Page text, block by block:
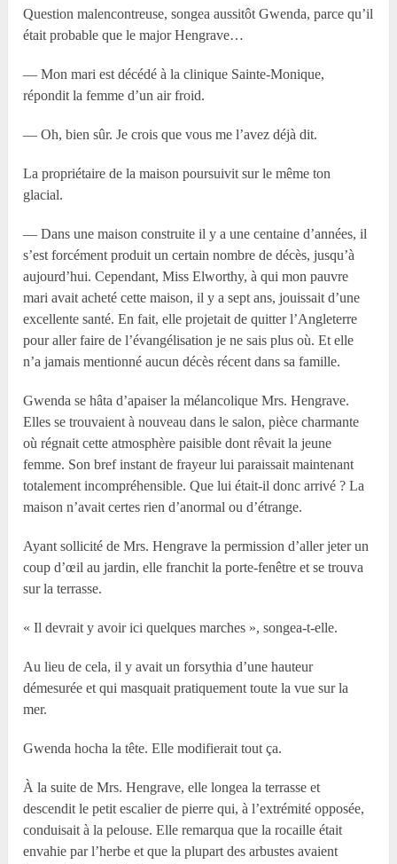
Question malencontreuse, songea aussitôt Gwenda, parce qu’il
était probable que le major Hengrave…
— Mon mari est décédé à la clinique Sainte-Monique,
répondit la femme d’un air froid.
— Oh, bien sûr. Je crois que vous me l’avez déjà dit.
La propriétaire de la maison poursuivit sur le même ton
glacial.
— Dans une maison construite il y a une centaine d’années, il
s’est forcément produit un certain nombre de décès, jusqu’à
aujourd’hui. Cependant, Miss Elworthy, à qui mon pauvre
mari avait acheté cette maison, il y a sept ans, jouissait d’une
excellente santé. En fait, elle projetait de quitter l’Angleterre
pour aller faire de l’évangélisation je ne sais plus où. Et elle
n’a jamais mentionné aucun décès récent dans sa famille.
Gwenda se hâta d’apaiser la mélancolique Mrs. Hengrave.
Elles se trouvaient à nouveau dans le salon, pièce charmante
où régnait cette atmosphère paisible dont rêvait la jeune
femme. Son bref instant de frayeur lui paraissait maintenant
totalement incompréhensible. Que lui était-il donc arrivé ? La
maison n’avait certes rien d’anormal ou d’étrange.
Ayant sollicité de Mrs. Hengrave la permission d’aller jeter un
coup d’œil au jardin, elle franchit la porte-fenêtre et se trouva
sur la terrasse.
« Il devrait y avoir ici quelques marches », songea-t-elle.
Au lieu de cela, il y avait un forsythia d’une hauteur
démesurée et qui masquait pratiquement toute la vue sur la
mer.
Gwenda hocha la tête. Elle modifierait tout ça.
À la suite de Mrs. Hengrave, elle longea la terrasse et
descendit le petit escalier de pierre qui, à l’extrémité opposée,
conduisait à la pelouse. Elle remarqua que la rocaille était
envahie par l’herbe et que la plupart des arbustes avaient